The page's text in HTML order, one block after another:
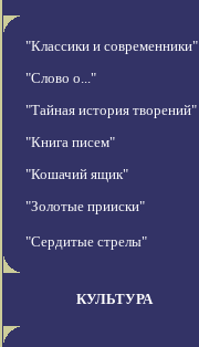
"Классики и современники"
"Слово о..."
"Тайная история творений"
"Книга писем"
"Кошачий ящик"
"Золотые прииски"
"Сердитые стрелы"
КУЛЬТУРА